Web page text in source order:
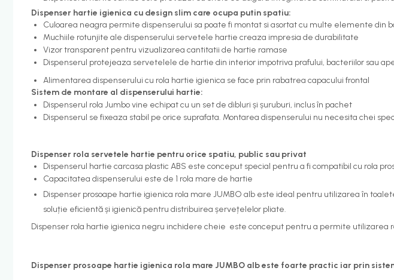
Instalatii sanitare - termice
Filtre apa
Racorduri alimentare
Robinet coltar
Organizare baie
Accesorii baie cromate
Bara sprijin - dizabilitati
Perii toaleta
Sifoane evacuare
Evacuare cada-dus
Evacuare pisoar
Scurgere lavoar
Accesorii bucatarie
Dispenser hartie igienica cu design slim care ocupa putin spatiu:
Culoarea neagra permite dispenserului sa poate fi montat si asortat cu multe elemente din
Muchiile rotunjite ale dispenserului servetele hartie creaza impresia de durabilitate
Vizor transparent pentru vizualizarea cantitatii de hartie ramase
Dispenserul protejeaza servetelele de hartie din interior impotriva prafului, bacteriilor sau
Alimentarea dispenserului cu rola hartie igienica se face prin rabatrea capacului frontal
Sistem de montare al dispenserului hartie:
Dispenserul rola Jumbo vine echipat cu un set de dibluri și șuruburi, inclus în pachet
Dispenserul se fixeaza stabil pe orice suprafata. Montarea dispenserului nu necesita chei
Dispenser rola servetele hartie pentru orice spatiu, public sau privat
Dispenserul hartie carcasa plastic ABS este conceput special pentru a fi compatibil cu rola
Capacitatea dispenserului este de 1 rola mare de hartie
Dispenser prosoape hartie igienica rola mare JUMBO alb este ideal pentru utilizarea în
soluție eficientă și igienică pentru distribuirea șervețelelor pliate.
Dispenser rola hartie igienica negru inchidere cheie este conceput pentru a permite
Dispenser prosoape hartie igienica rola mare JUMBO alb este foarte practic iar prin